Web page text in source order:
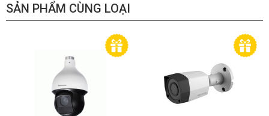
SẢN PHẨM CÙNG LOẠI